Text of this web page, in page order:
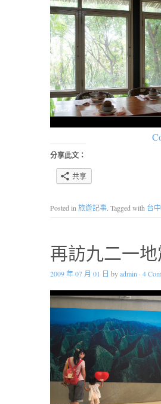
分享此文：
共享
Posted in 旅遊記事. Tagged with 台中
再訪九二一
2009 年 07 月 01 日 byadmin · 4